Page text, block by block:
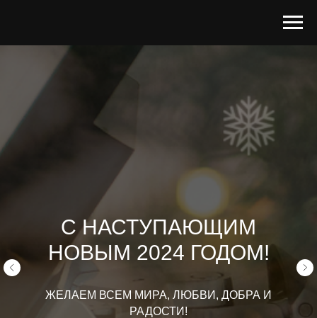
С НАСТУПАЮЩИМ
НОВЫМ 2024 ГОДОМ!
ЖЕЛАЕМ ВСЕМ МИРА, ЛЮБВИ, ДОБРА И
РАДОСТИ!